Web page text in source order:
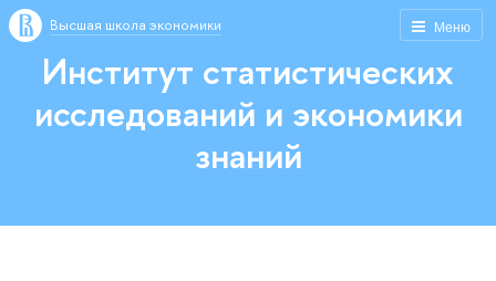
Меню
Высшая школа экономики
Институт статистических
исследований и экономики
знаний